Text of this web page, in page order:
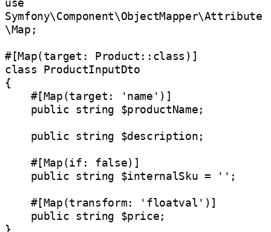
use
Symfony\Component\ObjectMapper\Attribute
\Map;
#[Map(target: Product::class)]
class ProductInputDto
{